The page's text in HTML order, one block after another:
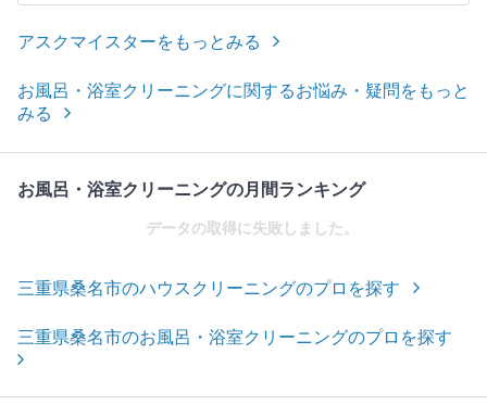
アスクマイスターをもっとみる
お風呂・浴室クリーニングに関するお悩み・疑問をもっと
みる
お風呂・浴室クリーニングの月間ランキング
データの取得に失敗しました。
三重県桑名市のハウスクリーニングのプロを探す
三重県桑名市のお風呂・浴室クリーニングのプロを探す